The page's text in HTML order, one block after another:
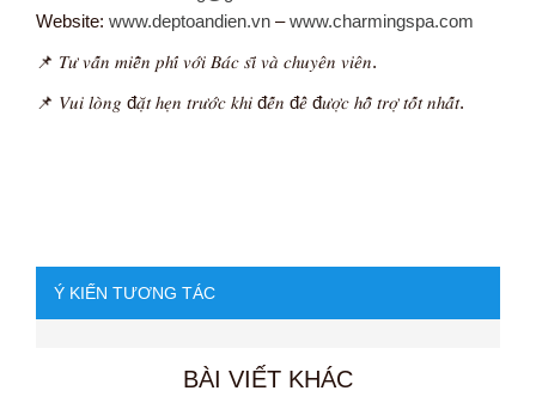
Website: www.deptoandien.vn –www.charmingspa.com
📌 𝑇𝑢̛ 𝑣𝑎̂́𝑛 𝑚𝑖𝑒̂̃𝑛 𝑝ℎ𝑖́ 𝑣𝑜̛́𝑖 𝐵𝑎́𝑐 𝑠𝑖̃ 𝑣𝑎̀ 𝑐ℎ𝑢𝑦𝑒̂𝑛 𝑣𝑖𝑒̂𝑛.
📌 𝑉𝑢𝑖 𝑙𝑜̀𝑛𝑔 đ𝑎̣̆𝑡 ℎ𝑒̣𝑛 𝑡𝑟𝑢̛𝑜̛́𝑐 𝑘ℎ𝑖 đ𝑒̂́𝑛 đ𝑒̂̉ đ𝑢̛𝑜̛̣𝑐 ℎ𝑜̂̃ 𝑡𝑟𝑜̛̣ 𝑡𝑜̂́𝑡 𝑛ℎ𝑎̂́𝑡.
Ý KIẾN TƯƠNG TÁC
BÀI VIẾT KHÁC